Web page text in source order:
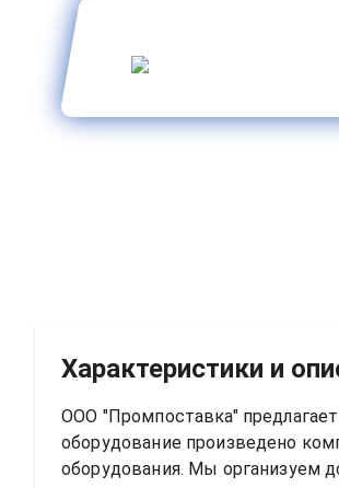
Характеристики и
ООО "Промпоставка" предлагает
оборудование произведено
оборудования. Мы организуем